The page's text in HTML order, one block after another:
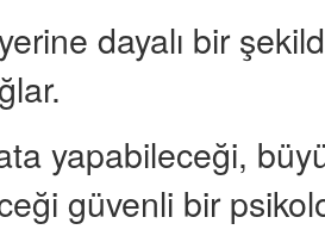
dayalı bir
yapabileceği,
güvenli bir